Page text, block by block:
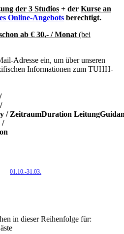
der 3 Studios + der Kurse an
Online-Angebots berechtigt.
ab € 30,- / Monat (bei
Adresse ein, um über unseren
Informationen zum TUHH-
/
/
ZeitraumDuration Leitung
01.10.-31.03.
in dieser Reihenfolge für: